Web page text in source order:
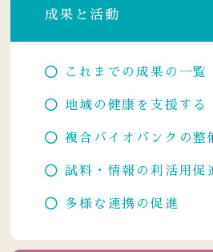
成果と活動
これまでの成果の一覧
地域の健康を支援する
複合バイオバンクの整
試料・情報の利活用促
多様な連携の促進